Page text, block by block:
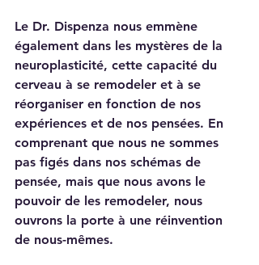
Le Dr. Dispenza nous emmène
également dans les mystères de la
neuroplasticité, cette capacité du
cerveau à se remodeler et à se
réorganiser en fonction de nos
expériences et de nos pensées. En
comprenant que nous ne sommes
pas figés dans nos schémas de
pensée, mais que nous avons le
pouvoir de les remodeler, nous
ouvrons la porte à une réinvention
de nous-mêmes.